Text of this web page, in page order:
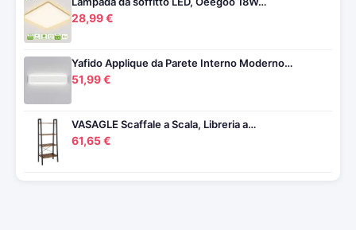
28,99 €
Yafido Applique da Parete Interno Moderno…
51,99 €
VASAGLE Scaffale a Scala, Libreria a…
61,65 €